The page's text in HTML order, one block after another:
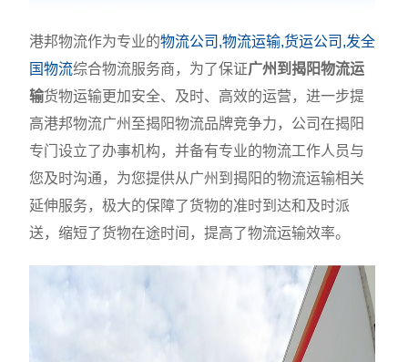
港邦物流作为专业的物流公司,物流运输,货运公司,发全
国物流综合物流服务商，为了保证广州到揭阳物流运
输货物运输更加安全、及时、高效的运营，进一步提
高港邦物流广州至揭阳物流品牌竞争力，公司在揭阳
专门设立了办事机构，并备有专业的物流工作人员与
您及时沟通，为您提供从广州到揭阳的物流运输相关
延伸服务，极大的保障了货物的准时到达和及时派
送，缩短了货物在途时间，提高了物流运输效率。